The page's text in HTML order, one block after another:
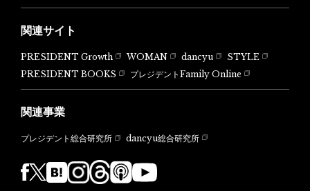
関連サイト
PRESIDENT Growth WOMAN dancyu
STYLE
PRESIDENT BOOKS
プレジデントFamily Online
関連事業
プレジデント総合研究所 dancyu総合研究所